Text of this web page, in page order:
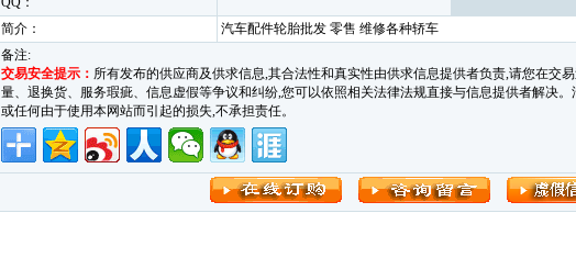
简介：
汽车配件轮胎批发 零售 维修各种轿车
备注:
交易安全提示： 所有发布的供应商及供求信息,其合法性和真实性由供求信息提供者负责,请您在交
量、退换货、服务瑕疵、信息虚假等争议和纠纷,您可以依照相关法律法规直接与信息提供者解决。
或任何由于使用本网站而引起的损失,不承担责任。